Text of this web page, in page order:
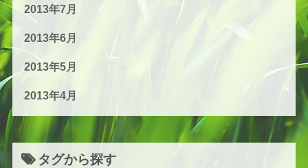
2013年7月
2013年6月
2013年5月
2013年4月
タグから探す